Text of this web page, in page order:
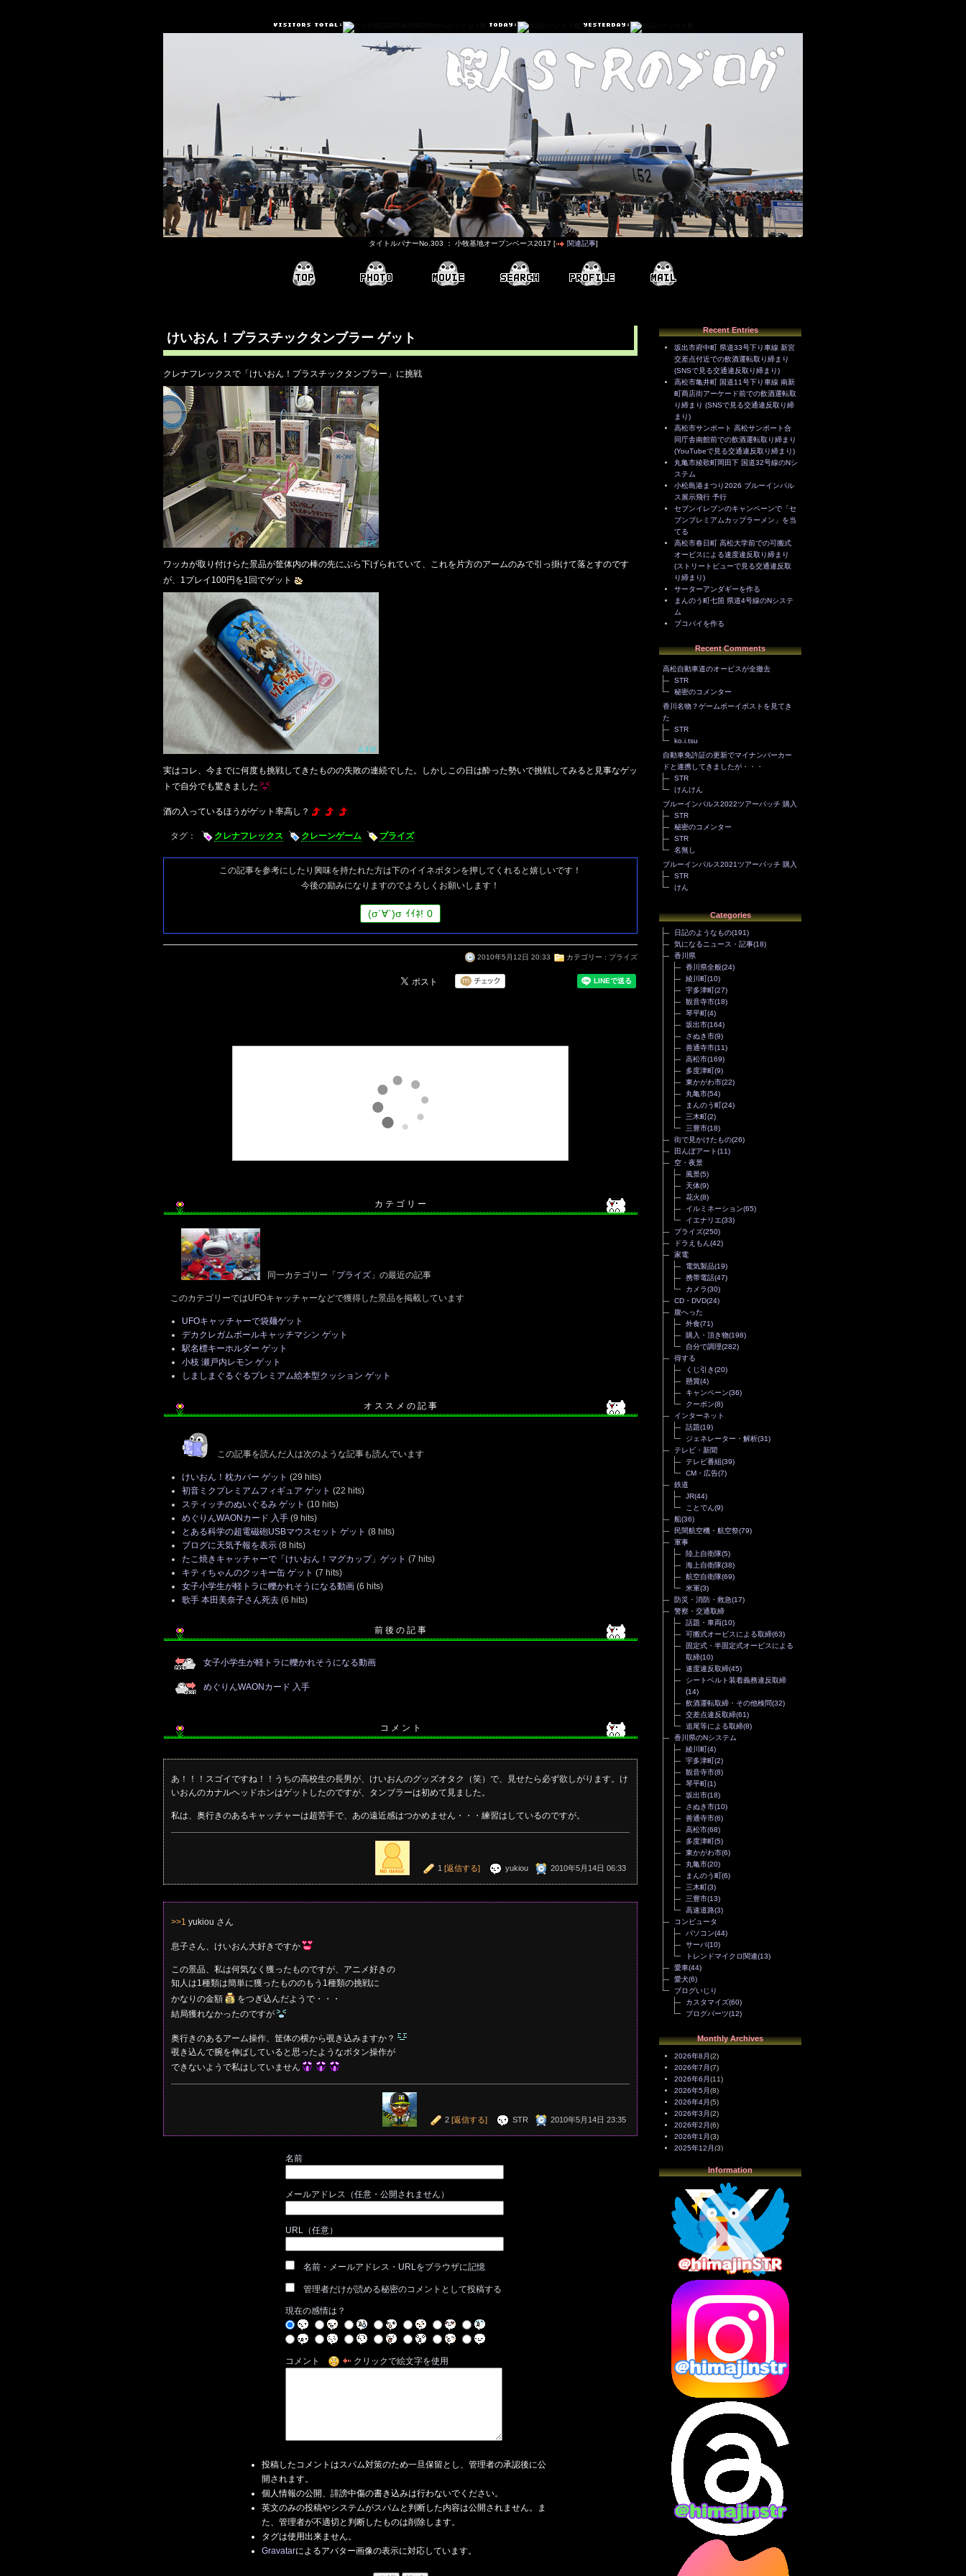
タイトルバナーNo.303 ： 小牧基地オープンベース2017 [ 関連記事]
けいおん！プラスチックタンブラー ゲット
クレナフレックスで「けいおん！プラスチックタンブラー」に挑戦
ワッカが取り付けらた景品が筐体内の棒の先にぶら下げられていて、これを片方のアームのみで引っ掛けて落とすのです
が、1プレイ100円を1回でゲット
実はコレ、今までに何度も挑戦してきたものの失敗の連続でした。しかしこの日は酔った勢いで挑戦してみると見事なゲッ
トで自分でも驚きました
酒の入っているほうがゲット率高し？
タグ： クレナフレックス クレーンゲーム プライズ
この記事を参考にしたり興味を持たれた方は下のイイネボタンを押してくれると嬉しいです！
今後の励みになりますのでよろしくお願いします！
(σ´∀`)σ ｲｲﾈ! 0
2010年5月12日 20:33 カテゴリー : プライズ
カ テ ゴ リ ー
同一カテゴリー「 プライズ 」の最近の記事
このカテゴリーではUFOキャッチャーなどで獲得した景品を掲載しています
UFOキャッチャーで袋麺ゲット
デカクレガムボールキャッチマシン ゲット
駅名標キーホルダー ゲット
小枝 瀬戸内レモン ゲット
しましまぐるぐるプレミアム絵本型クッション ゲット
オ ス ス メ の 記 事
この記事を読んだ人は次のような記事も読んでいます
けいおん！枕カバー ゲット (29 hits)
初音ミクプレミアムフィギュア ゲット (22 hits)
スティッチのぬいぐるみ ゲット (10 hits)
めぐりんWAONカード 入手 (9 hits)
とある科学の超電磁砲USBマウスセット ゲット (8 hits)
ブログに天気予報を表示 (8 hits)
たこ焼きキャッチャーで「けいおん！マグカップ」ゲット (7 hits)
キティちゃんのクッキー缶 ゲット (7 hits)
女子小学生が軽トラに轢かれそうになる動画 (6 hits)
歌手 本田美奈子さん死去 (6 hits)
前 後 の 記 事
女子小学生が軽トラに轢かれそうになる動画
めぐりんWAONカード 入手
コ メ ン ト
あ！！！スゴイですね！！うちの高校生の長男が、けいおんのグッズオタク（笑）で、見せたら必ず欲しがります。け
いおんのカナルヘッドホンはゲットしたのですが、タンブラーは初めて見ました。
私は、奥行きのあるキャッチャーは超苦手で、あの遠近感はつかめません・・・練習はしているのですが。
1 [返信する] yukiou 2010年5月14日 06:33
>>1 yukiou さん
息子さん、けいおん大好きですか
この景品、私は何気なく獲ったものですが、アニメ好きの
知人は1種類は簡単に獲ったもののもう1種類の挑戦に
かなりの金額
をつぎ込んだようで・・・
結局獲れなかったのですが
奥行きのあるアーム操作、筐体の横から覗き込みますか？
覗き込んで腕を伸ばしていると思ったようなボタン操作が
できないようで私はしていません
2 [返信する] STR 2010年5月14日 23:35
名前
メールアドレス（任意・公開されません）
URL（任意）
名前・メールアドレス・URLをブラウザに記憶
管理者だけが読める秘密のコメントとして投稿する
現在の感情は？
コメント クリックで絵文字を使用
投稿したコメントはスパム対策のため一旦保留とし、管理者の承認後に公
開されます。
個人情報の公開、誹謗中傷の書き込みは行わないでください。
英文のみの投稿やシステムがスパムと判断した内容は公開されません。ま
た、管理者が不適切と判断したものは削除します。
タグは使用出来ません。
Gravatarによるアバター画像の表示に対応しています。
Recent Entries
坂出市府中町 県道33号下り車線 新宮
交差点付近での飲酒運転取り締まり
(SNSで見る交通違反取り締まり)
高松市亀井町 国道11号下り車線 南新
町商店街アーケード前での飲酒運転取
り締まり (SNSで見る交通違反取り締
まり)
高松市サンポート 高松サンポート合
同庁舎南館前での飲酒運転取り締まり
(YouTubeで見る交通違反取り締まり)
丸亀市綾歌町岡田下 国道32号線のNシ
ステム
小松島港まつり2026 ブルーインパル
ス展示飛行 予行
セブンイレブンのキャンペーンで「セ
ブンプレミアムカップラーメン」を当
てる
高松市春日町 高松大学前での可搬式
オービスによる速度違反取り締まり
(ストリートビューで見る交通違反取
り締まり)
サーターアンダギーを作る
まんのう町七箇 県道4号線のNシステ
ム
ブコパイを作る
Recent Comments
高松自動車道のオービスが全撤去
STR
秘密のコメンター
香川名物？ゲームボーイポストを見てき
た
STR
ko.i.tsu
自動車免許証の更新でマイナンバーカー
ドと連携してきましたが・・・
STR
けんけん
ブルーインパルス2022ツアーパッチ 購入
STR
秘密のコメンター
STR
名無し
ブルーインパルス2021ツアーパッチ 購入
STR
けん
Categories
日記のようなもの(191)
気になるニュース・記事(18)
香川県
香川県全般(24)
綾川町(10)
宇多津町(27)
観音寺市(18)
琴平町(4)
坂出市(164)
さぬき市(9)
善通寺市(11)
高松市(169)
多度津町(9)
東かがわ市(22)
丸亀市(54)
まんのう町(24)
三木町(2)
三豊市(18)
街で見かけたもの(26)
田んぼアート(11)
空・夜景
風景(5)
天体(9)
花火(8)
イルミネーション(65)
イエナリエ(33)
プライズ(250)
ドラえもん(42)
家電
電気製品(19)
携帯電話(47)
カメラ(30)
CD・DVD(24)
腹へった
外食(71)
購入・頂き物(198)
自分で調理(282)
得する
くじ引き(20)
懸賞(4)
キャンペーン(36)
クーポン(8)
インターネット
話題(19)
ジェネレーター・解析(31)
テレビ・新聞
テレビ番組(39)
CM・広告(7)
鉄道
JR(44)
ことでん(9)
船(36)
民間航空機・航空祭(79)
軍事
陸上自衛隊(5)
海上自衛隊(38)
航空自衛隊(69)
米軍(3)
防災・消防・救急(17)
警察・交通取締
話題・車両(10)
可搬式オービスによる取締(63)
固定式・半固定式オービスによる
取締(10)
速度違反取締(45)
シートベルト装着義務違反取締
(14)
飲酒運転取締・その他検問(32)
交差点違反取締(61)
追尾等による取締(8)
香川県のNシステム
綾川町(4)
宇多津町(2)
観音寺市(8)
琴平町(1)
坂出市(18)
さぬき市(10)
善通寺市(6)
高松市(68)
多度津町(5)
東かがわ市(6)
丸亀市(20)
まんのう町(6)
三木町(3)
三豊市(13)
高速道路(3)
コンピュータ
パソコン(44)
サーバ(10)
トレンドマイクロ関連(13)
愛車(44)
愛犬(6)
ブログいじり
カスタマイズ(60)
ブログパーツ(12)
Monthly Archives
2026年8月(2)
2026年7月(7)
2026年6月(11)
2026年5月(8)
2026年4月(5)
2026年3月(2)
2026年2月(6)
2026年1月(3)
2025年12月(3)
2025年10月(3)
2025年8月 (3)
2025年7月(2)
2025年6月(1)
2025年5月
(7)
2025年4月(2)
2025年3月 (8)
2025年2月(10)
2025年1月
2024年12月
2024年11月(13)
2024年10月
2024年9月 (14)
2024年8月 (13)
2024年7月
(7)
2024年6月(10)
2024年5月(12)
2024年4月(15)
2024年3月
2024年1月
2023年12月
2023年11月 (4)
2023年10月
(3)
2023年9月
2023年8月(12)
2023年7月
(14)
2023年6月
2023年5月
(5)
2023年4月(6)
2023年3月
(3)
2023年1月
2022年12月
2022年11月
Information